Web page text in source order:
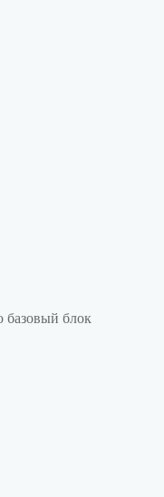
базовый блок